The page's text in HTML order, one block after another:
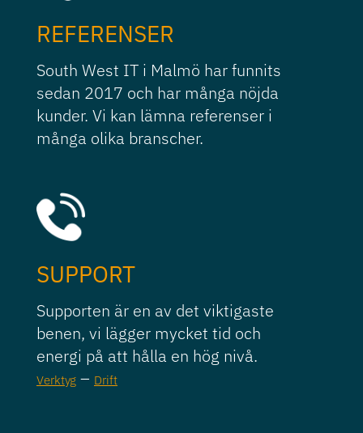
REFERENSER
South West IT i Malmö har funnits
sedan 2017 och har många nöjda
kunder. Vi kan lämna referenser i
många olika branscher.
SUPPORT
Supporten är en av det viktigaste
benen, vi lägger mycket tid och
energi på att hålla en hög nivå.
Verktyg – Drift